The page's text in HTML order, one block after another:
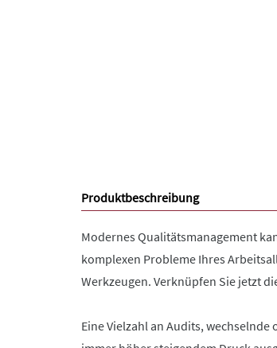
Produktbeschreibung
Modernes Qualitätsmanagement
komplexen Probleme Ihres
Werkzeugen. Verknüpfen Sie jetzt
Eine Vielzahl an Audits,